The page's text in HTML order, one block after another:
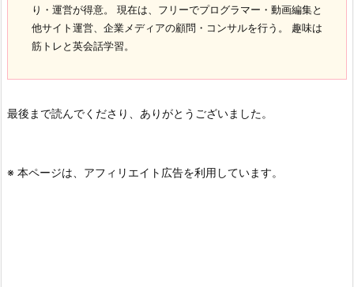
り・運営が得意。 現在は、フリーでプログラマー・動画編集と
他サイト運営、企業メディアの顧問・コンサルを行う。 趣味は
筋トレと英会話学習。
最後まで読んでくださり、ありがとうございました。
※ 本ページは、アフィリエイト広告を利用しています。